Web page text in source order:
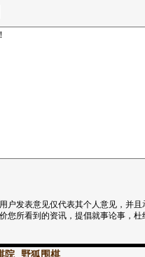
发表意见仅代表其个人意见，并
所看到的资讯，提倡就事论事，杜
院 野狐围棋